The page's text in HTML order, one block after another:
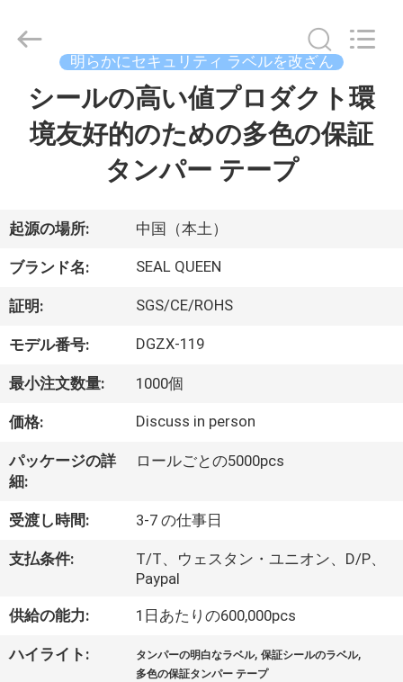
ダ
ク
ト
私
に
つ
い
て
工
場
Packing
Material
Limited.
明らかにセキュリティ ラベルを改ざん
シールの高い値プロダクト環
境友好的のための多色の保証
タンパー テープ
起源の場所: 中国（本土）
ブランド名: SEAL QUEEN
証明: SGS/CE/ROHS
モデル番号: DGZX-119
最小注文数量: 1000個
価格: Discuss in person
パッケージの詳
細:
ロールごとの5000pcs
受渡し時間: 3-7 の仕事日
支払条件:
T/T、ウェスタン・ユニオン、D/P、
Paypal
供給の能力: 1日あたりの600,000pcs
ハイライト: タンパーの明白なラベル,保証シールのラベル,
多色の保証タンパー テープ